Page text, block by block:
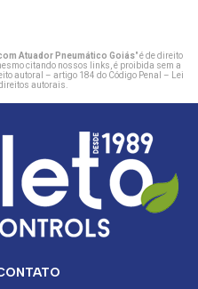
Atuador Pneumático Goiás" é de direito
citando nossos links, é proibida sem a
autoral – artigo 184 do Código Penal –
Lei
autorais